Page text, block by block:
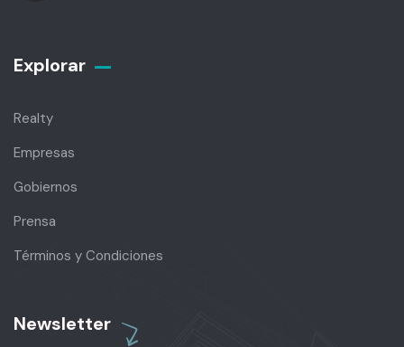
Explorar
Realty
Empresas
Gobiernos
Prensa
Términos y Condiciones
Newsletter